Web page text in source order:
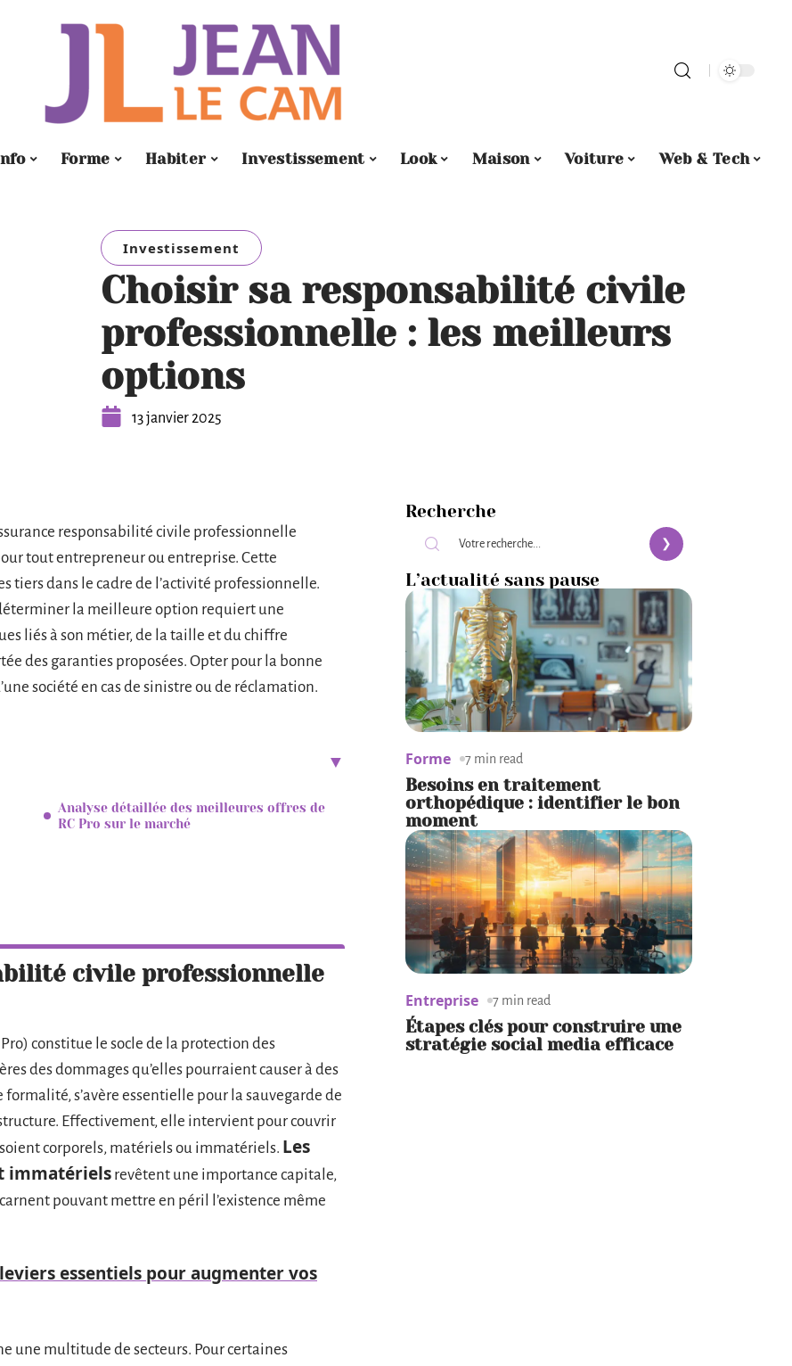
Forme Habiter Investissement Look Maison Voiture Web & Tech
Investissement
Choisir sa responsabilité civile
professionnelle : les meilleurs
options
13 janvier 2025
responsabilité civile professionnelle
tout entrepreneur ou entreprise. Cette
tiers dans le cadre de l’activité professionnelle.
la meilleure option requiert une
liés à son métier, de la taille et du chiffre
des garanties proposées. Opter pour la bonne
société en cas de sinistre ou de réclamation.
Analyse détaillée des meilleures offres de
RC Pro sur le marché
civile professionnelle
constitue le socle de la protection des
des dommages qu’elles pourraient causer à des
s’avère essentielle pour la sauvegarde de
Effectivement, elle intervient pour couvrir
soient corporels, matériels ou immatériels. Les
immatériels revêtent une importance capitale,
pouvant mettre en péril l’existence même
essentiels pour augmenter vos
une multitude de secteurs. Pour certaines
Recherche
L’actualité sans pause
Forme 7 min read
Besoins en traitement
orthopédique : identifier le bon
moment
Entreprise 7 min read
Étapes clés pour construire une
stratégie social media efficace